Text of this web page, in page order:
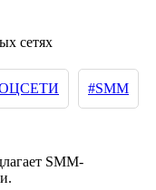
сетях
#SMM
SMM-